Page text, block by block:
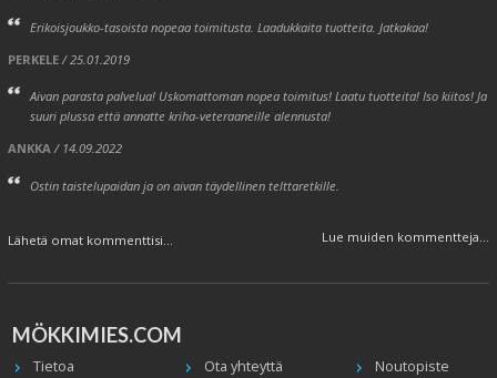
Erikoisjoukko-tasoista nopeaa toimitusta. Laadukkaita tuotteita. Jatkakaa!
PERKELE/ 25.01.2019
Aivan parasta palvelua! Uskomattoman nopea toimitus! Laatu tuotteita! Iso kiitos! Ja
suuri plussa että annatte kriha-veteraaneille alennusta!
ANKKA/ 14.09.2022
Ostin taistelupaidan ja on aivan täydellinen telttaretkille.
Lähetä omat kommenttisi... Lue muiden kommentteja...
MÖKKIMIES.COM
Tietoa
Ota yhteyttä
Noutopiste